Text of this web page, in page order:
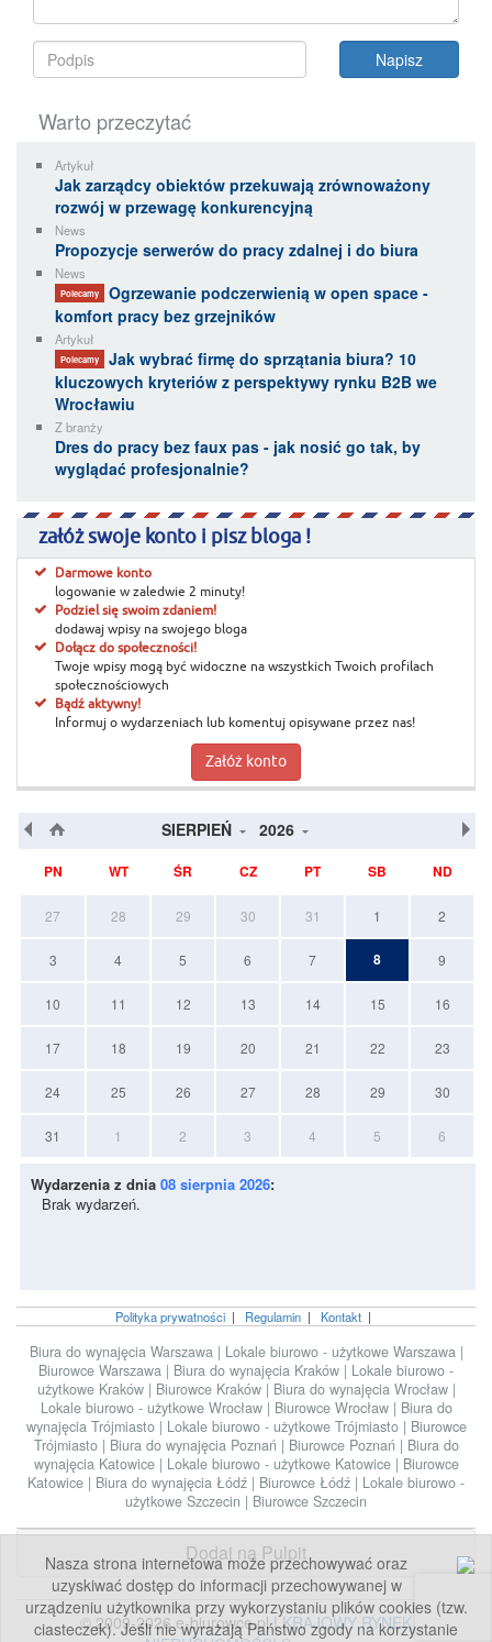
Nasza strona internetowa może przechowywać oraz
uzyskiwać dostęp do informacji przechowywanej w
urządzeniu użytkownika przy wykorzystaniu plików cookies (tzw.
ciasteczek). Jeśli nie wyrażają Państwo zgody na korzystanie
Warto przeczytać
Artykuł
Jak zarządcy obiektów przekuwają zrównoważony
rozwój w przewagę konkurencyjną
News
Propozycje serwerów do pracy zdalnej i do biura
News
Polecamy
Ogrzewanie podczerwienią w open space -
komfort pracy bez grzejników
Artykuł
Polecamy
Jak wybrać firmę do sprzątania biura? 10
kluczowych kryteriów z perspektywy rynku B2B we
Wrocławiu
Z branży
Dres do pracy bez faux pas - jak nosić go tak, by
wyglądać profesjonalnie?
załóż swoje konto i pisz bloga !
Darmowe konto
logowanie w zaledwie 2 minuty!
Podziel się swoim zdaniem!
dodawaj wpisy na swojego bloga
Dołącz do społeczności!
Twoje wpisy mogą być widoczne na wszystkich Twoich profilach
społecznościowych
Bądź aktywny!
Informuj o wydarzeniach lub komentuj opisywane przez nas!
Załóż konto
SIERPIEŃ 2026
PN WT ŚR CZ PT SB ND
27 28 29 30 31 1 2
3 4 5 6 7 8 9
10 11 12 13 14 15 16
17 18 19 20 21 22 23
24 25 26 27 28 29 30
31 1 2 3 4 5 6
Wydarzenia z dnia 08 sierpnia 2026:
Brak wydarzeń.
Polityka prywatności| Regulamin| Kontakt|
Biura do wynajęcia Warszawa | Lokale biurowo - użytkowe Warszawa |
Biurowce Warszawa | Biura do wynajęcia Kraków | Lokale biurowo -
użytkowe Kraków | Biurowce Kraków | Biura do wynajęcia Wrocław |
Lokale biurowo - użytkowe Wrocław | Biurowce Wrocław | Biura do
wynajęcia Trójmiasto | Lokale biurowo - użytkowe Trójmiasto | Biurowce
Trójmiasto | Biura do wynajęcia Poznań | Biurowce Poznań | Biura do
wynajęcia Katowice | Lokale biurowo - użytkowe Katowice | Biurowce
Katowice | Biura do wynajęcia Łódź | Biurowce Łódź | Lokale biurowo -
użytkowe Szczecin | Biurowce Szczecin
Dodaj na Pulpit
© 2009-2026 e-biurowce.pl |KRAJOWY RYNEK